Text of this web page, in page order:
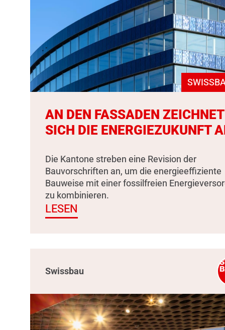
AN DEN FASSADEN ZEICHNET
SICH DIE ENERGIEZUKUNFT
Die Kantone streben eine Revision der
Bauvorschriften an, um die energieeffiziente
Bauweise mit einer fossilfreien
zu kombinieren.
LESEN
Swissbau